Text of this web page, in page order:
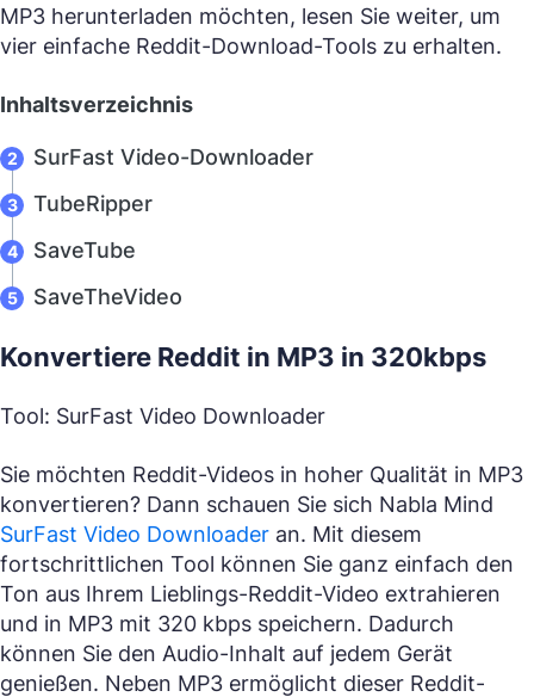
MP3 herunterladen möchten, lesen Sie weiter, um
vier einfache Reddit-Download-Tools zu erhalten.
Inhaltsverzeichnis
SurFast Video-Downloader
TubeRipper
SaveTube
SaveTheVideo
Konvertiere Reddit in MP3 in 320kbps
Tool: SurFast Video Downloader
Sie möchten Reddit-Videos in hoher Qualität in MP3
konvertieren? Dann schauen Sie sich Nabla Mind
SurFast Video Downloader an. Mit diesem
fortschrittlichen Tool können Sie ganz einfach den
Ton aus Ihrem Lieblings-Reddit-Video extrahieren
und in MP3 mit 320 kbps speichern. Dadurch
können Sie den Audio-Inhalt auf jedem Gerät
genießen. Neben MP3 ermöglicht dieser Reddit-